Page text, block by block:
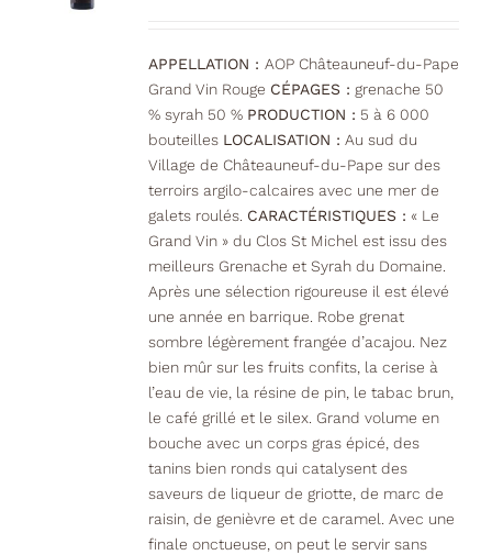
APPELLATION : AOP Châteauneuf-du-Pape
Grand Vin Rouge CÉPAGES : grenache 50
% syrah 50 % PRODUCTION : 5 à 6 000
bouteilles LOCALISATION : Au sud du
Village de Châteauneuf-du-Pape sur des
terroirs argilo-calcaires avec une mer de
galets roulés. CARACTÉRISTIQUES : « Le
Grand Vin » du Clos St Michel est issu des
meilleurs Grenache et Syrah du Domaine.
Après une sélection rigoureuse il est élevé
une année en barrique. Robe grenat
sombre légèrement frangée d’acajou. Nez
bien mûr sur les fruits confits, la cerise à
l’eau de vie, la résine de pin, le tabac brun,
le café grillé et le silex. Grand volume en
bouche avec un corps gras épicé, des
tanins bien ronds qui catalysent des
saveurs de liqueur de griotte, de marc de
raisin, de genièvre et de caramel. Avec une
finale onctueuse, on peut le servir sans